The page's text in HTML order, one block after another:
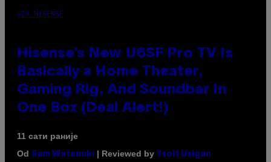
VIA HISENSE
Hisense’s New U6SF Pro TV Is
Basically a Home Theater,
Gaming Rig, And Soundbar In
One Box (Deal Alert!)
11 сати раније
Od Sam Watanuki | Reviewed by Ysolt Usigan